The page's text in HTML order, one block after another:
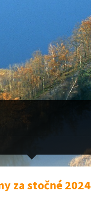
za stočné 2024